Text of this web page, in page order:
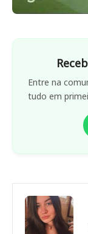
Entre na
tudo em